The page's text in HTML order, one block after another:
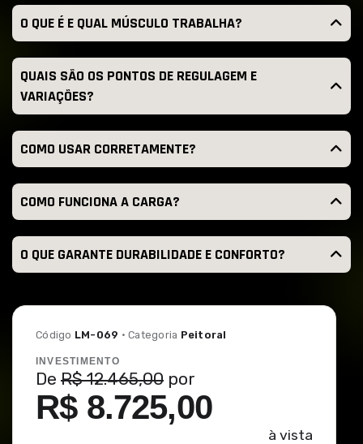
Código LM-069 · Categoria Peitoral
INVESTIMENTO
De R$ 12.465,00 por
R$ 8.725,00
à vista
O QUE É E QUAL MÚSCULO TRABALHA?
QUAIS SÃO OS PONTOS DE REGULAGEM E
VARIAÇÕES?
COMO USAR CORRETAMENTE?
COMO FUNCIONA A CARGA?
O QUE GARANTE DURABILIDADE E CONFORTO?